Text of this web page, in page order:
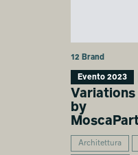
12 Brand
Evento 2023
Variations
by
Architettura